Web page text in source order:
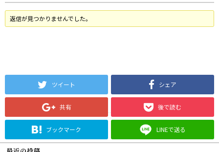
返信が見つかりませんでした。
ツイート シェア
共有 後で読む
ブックマーク LINEで送る